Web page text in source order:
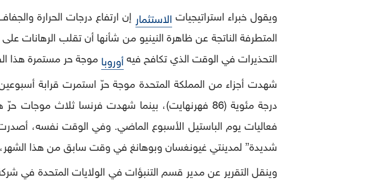
ويقول خبراء استراتيجيات الاستثمار إن ارتفاع درجات الحرارة
المتطرفة الناتجة عن ظاهرة النينيو من شأنها أن تقلب الرهانات
التحذيرات في الوقت الذي تكافح فيهأوروبا موجة حر مستمرة هذا
درجة مئوية (86 فهرنهايت)، بينما شهدت فرنسا ثلاث
فعاليات يوم الباستيل الأسبوع الماضي. وفي الوقت نفسه، أصدرت
شديدة” لمدينتي غيونغسان وبوهانغ في وقت سابق من هذا الشهر،
وينقل التقرير عن مدير قسم التنبؤات في الولايات المتحدة في